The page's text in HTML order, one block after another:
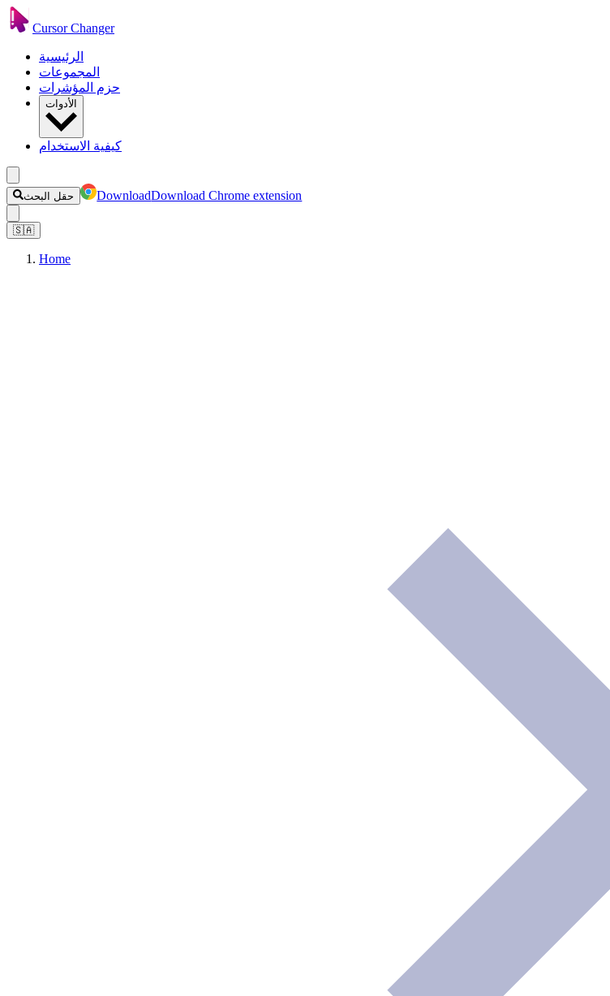
Cursor Changer
الرئيسية
المجموعات
حزم المؤشرات
الأدوات
كيفية الاستخدام
حقل البحث DownloadDownload Chrome extension
🇸🇦
Home